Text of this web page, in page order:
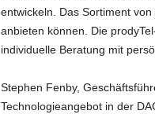
entwickeln. Das Sortiment
anbieten können. Die
individuelle Beratung mit
Stephen Fenby,
Technologieangebot in der